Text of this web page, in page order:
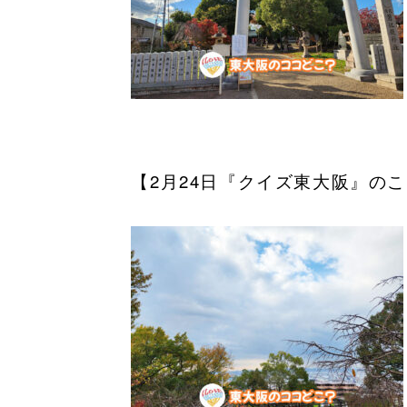
【2月24日『クイズ東大阪』の